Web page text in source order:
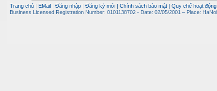
Trang chủ
EMail Đăng nhập Đăng ký mới Chính sách bảo mật Quy chế hoạt động
Business Licensed Registration Number: 0101138702 - Date: 02/05/2001 – Place: